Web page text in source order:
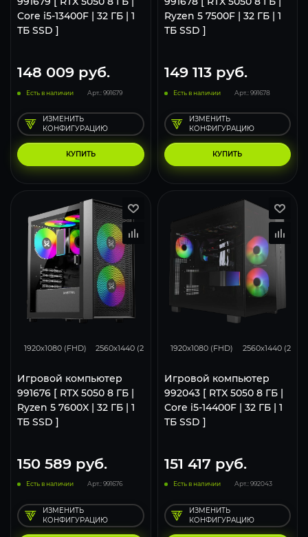
Core i5-13400F | 32 ГБ | 1
ТБ SSD ]
148 009 руб.
Есть в наличии Арт.: 991679
КУПИТЬ
ИЗМЕНИТЬ
КОНФИГУРАЦИЮ
Ryzen 5 7500F | 32 ГБ | 1
ТБ SSD ]
149 113руб.
Есть в наличии Арт.: 991678
КУПИТЬ
ИЗМЕНИТЬ
КОНФИГУРАЦИЮ
1920x1080 (FHD) 2560x1440 (2K) 3840x2160 (4K)
Игровой компьютер
991676 [ RTX 5050 8 ГБ |
Ryzen 5 7600X | 32 ГБ | 1
ТБ SSD ]
150 589 руб.
Есть в наличии Арт.: 991676
ИЗМЕНИТЬ
КОНФИГУРАЦИЮ
1920x1080 (FHD) 2560x1440 (2K)
Игровой компьютер
992043 [ RTX 5050 8 ГБ |
Core i5-14400F | 32 ГБ | 1
ТБ SSD ]
151 417 руб.
Есть в наличии Арт.: 992043
ИЗМЕНИТЬ
КОНФИГУРАЦИЮ